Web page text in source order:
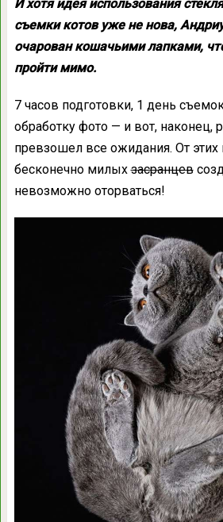
И хотя идея использования
съемки котов уже не нова,
очарован кошачьими лапками,
пройти мимо.
7 часов подготовки, 1 день
обработку фото — и вот, наконец,
превзошел все ожидания. От
бесконечно милыхзасранцев
невозможно оторваться!